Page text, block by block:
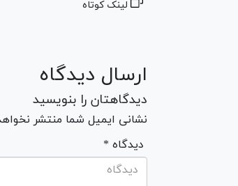
لینک کوتاه
ارسال دیدگاه
دیدگاهتان را بنویسید
نشانی ایمیل شما منتشر
* دیدگاه